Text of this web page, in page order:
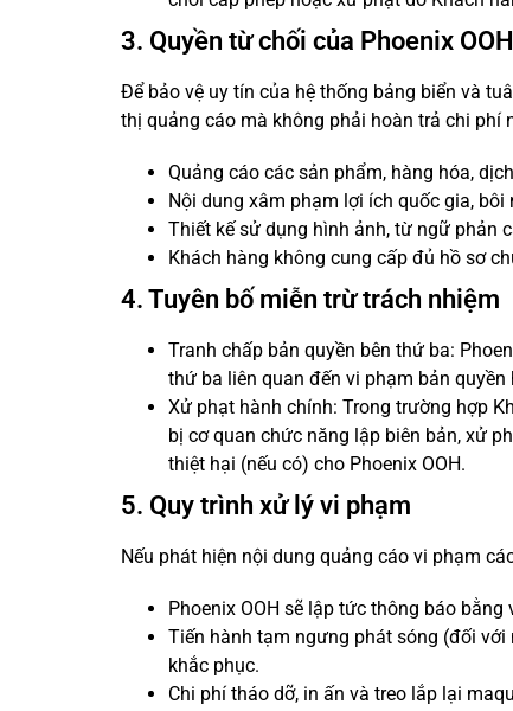
3. Quyền từ chối của Phoenix OOH
Để bảo vệ uy tín của hệ thống bảng biển và
thị quảng cáo mà không phải hoàn trả chi phí
Quảng cáo các sản phẩm, hàng hóa,
Nội dung xâm phạm lợi ích quốc gia,
Thiết kế sử dụng hình ảnh, từ ngữ phản
Khách hàng không cung cấp đủ hồ sơ
4. Tuyên bố miễn trừ trách nhiệm
Tranh chấp bản quyền bên thứ ba:
thứ ba liên quan đến vi phạm bản
Xử phạt hành chính: Trong trường hợp
bị cơ quan chức năng lập biên bản, xử
thiệt hại (nếu có) cho Phoenix OOH.
5. Quy trình xử lý vi phạm
Nếu phát hiện nội dung quảng cáo vi phạm
Phoenix OOH sẽ lập tức thông báo
Tiến hành tạm ngưng phát sóng (đối
khắc phục.
Chi phí tháo dỡ, in ấn và treo lắp lại